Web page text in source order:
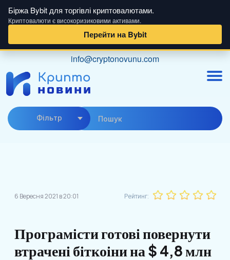
Біржа Bybit для торгівлі криптовалютами.
Криптовалюти є високоризиковими активами.
Перейти на Bybit
content
info@cryptonovunu.com
Фiльтр
6 Вересня 2021 в 20:01 Рейтинг:
Програмісти готові повернути
втрачені біткоіни на $ 4,8 млн